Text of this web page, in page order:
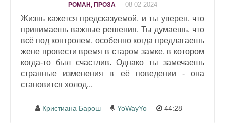
РОМАН, ПРОЗА 08-02-2024
Жизнь кажется предсказуемой, и ты уверен, что
принимаешь важные решения. Ты думаешь, что
всё под контролем, особенно когда предлагаешь
жене провести время в старом замке, в котором
когда-то был счастлив. Однако ты замечаешь
странные изменения в её поведении - она
становится холод...
Кристиана Барош YoWayYo 44:28